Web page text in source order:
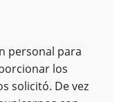
personal para
los
solicitó. De vez